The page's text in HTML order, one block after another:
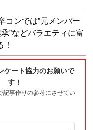
コンでは”元メンバー
”などバラエティに富